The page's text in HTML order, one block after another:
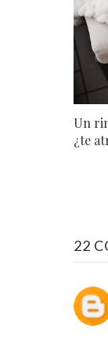
Un
¿te
22